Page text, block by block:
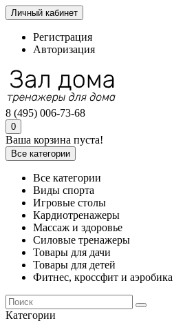
Личный кабинет
Регистрация
Авторизация
8 (495) 006-73-68
0
Ваша корзина пуста!
Все категории
Все категории
Виды спорта
Игровые столы
Кардиотренажеры
Массаж и здоровье
Силовые тренажеры
Товары для дачи
Товары для детей
Фитнес, кроссфит и аэробика
Категории